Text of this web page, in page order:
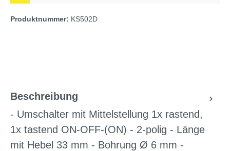
Produktnummer: KS502D
Beschreibung
- Umschalter mit Mittelstellung 1x rastend,
1x tastend ON-OFF-(ON) - 2-polig - Länge
mit Hebel 33 mm - Bohrung Ø 6 mm -